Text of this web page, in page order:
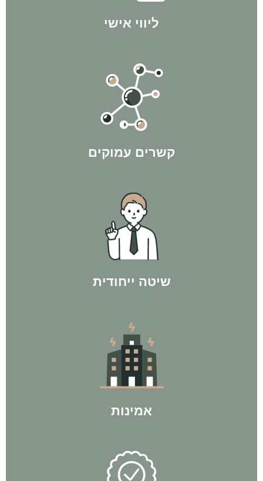
ליווי אישי
קשרים עמוקים
הקשרים שיצרנו במהלך השנים בהחלט הולכים להיות לטובתך
בתהליך ולהשיג לך תוצאות מקסימליות!
שיטה ייחודית
אנחנו פועלים בשיטת המהפך - לא רצים ישר לקנות נכסים
"מניבים". קודם כל מגיעים למספר האישי של הלקוח, באמצעות
עסקאות פליפ ולפי חוק ה-300 - ורק אז משקיעים בנכס מניב.
אמינות
לחברת BP Group יש את המוניטין הרב ביותר בתחום ההשקעות
בישראל עם ליווי של אלפי לקוחות מרוצים ל100% הצלחה.